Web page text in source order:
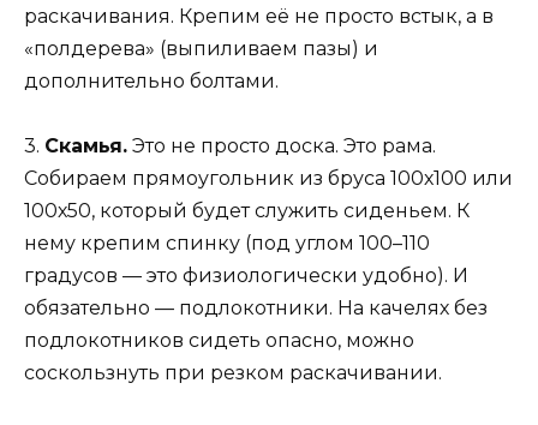
раскачивания. Крепим её не просто встык, а в
«полдерева» (выпиливаем пазы) и
дополнительно болтами.
3. Скамья. Это не просто доска. Это рама.
Собираем прямоугольник из бруса 100х100 или
100х50, который будет служить сиденьем. К
нему крепим спинку (под углом 100–110
градусов — это физиологически удобно). И
обязательно — подлокотники. На качелях без
подлокотников сидеть опасно, можно
соскользнуть при резком раскачивании.